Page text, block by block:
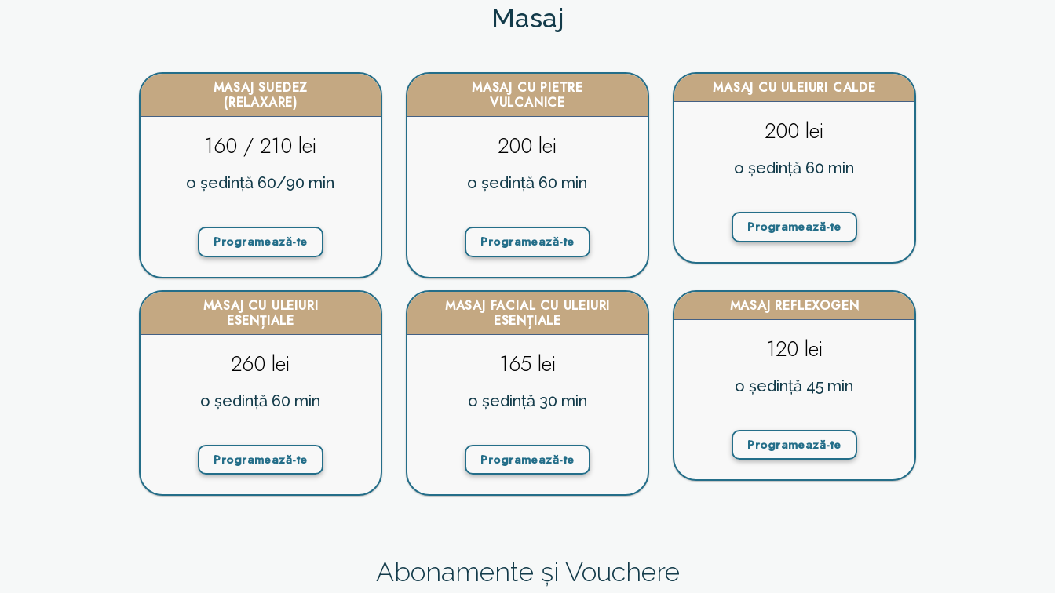
Masaj
MASAJ SUEDEZ
(RELAXARE)
160 / 210 lei
o ședință 60/90 min
Programează-te
MASAJ CU PIETRE
VULCANICE
200 lei
o ședință 60 min
Programează-te
MASAJ CU ULEIURI CALDE
200 lei
o ședință 60 min
Programează-te
MASAJ CU ULEIURI
ESENȚIALE
260 lei
o ședință 60 min
Programează-te
MASAJ FACIAL CU ULEIURI
ESENȚIALE
165 lei
o ședință 30 min
Programează-te
MASAJ REFLEXOGEN
120 lei
o ședință 45 min
Programează-te
Abonamente și Vouchere